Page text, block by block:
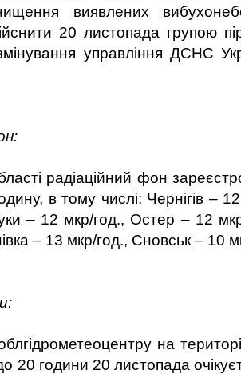
виявлених
20 листопада групою
управління ДСНС
радіаційний фон
в тому числі: Чернігів –
– 12 мкр/год., Остер – 12
– 13 мкр/год., Сновськ – 10
на
20 години 20 листопада